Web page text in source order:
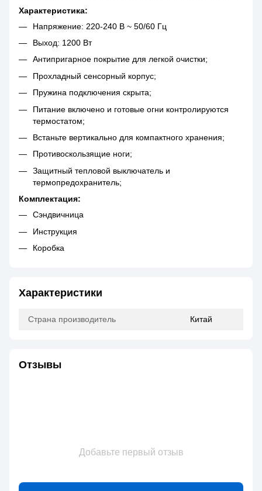
Характеристика:
Напряжение: 220-240 В ~ 50/60 Гц
Выход: 1200 Вт
Антипригарное покрытие для легкой очистки;
Прохладный сенсорный корпус;
Пружина подключения скрыта;
Питание включено и готовые огни контролируются
термостатом;
Встаньте вертикально для компактного хранения;
Противоскользящие ноги;
Защитный тепловой выключатель и
термопредохранитель;
Комплектация:
Сэндвичница
Инструкция
Коробка
Характеристики
Страна производитель Китай
Отзывы
Добавьте первый отзыв